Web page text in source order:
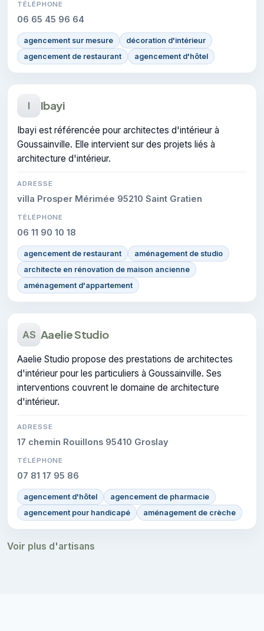
TÉLÉPHONE
06 65 45 96 64
agencement sur mesure
décoration d'intérieur
agencement de restaurant
agencement d'hôtel
I Ibayi
Ibayi est référencée pour architectes d'intérieur à
Goussainville. Elle intervient sur des projets liés à
architecture d'intérieur.
ADRESSE
villa Prosper Mérimée 95210 Saint Gratien
TÉLÉPHONE
06 11 90 10 18
agencement de restaurant
aménagement de studio
architecte en rénovation de maison ancienne
aménagement d'appartement
AS Aaelie Studio
Aaelie Studio propose des prestations de architectes
d'intérieur pour les particuliers à Goussainville. Ses
interventions couvrent le domaine de architecture
d'intérieur.
ADRESSE
17 chemin Rouillons 95410 Groslay
TÉLÉPHONE
07 81 17 95 86
agencement d'hôtel
agencement de pharmacie
agencement pour handicapé
aménagement de crèche
Voir plus d'artisans